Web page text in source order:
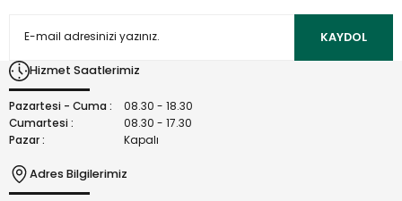
Ürün açıklamasında eksik bilgiler bulunuyor.
Bu ürüne benzer farklı alternatifler olmalı.
KAYDOL
Hizmet Saatlerimiz
Pazartesi - Cuma :
08.30 - 18.30
Cumartesi :
08.30 - 17.30
Pazar :
Kapalı
Adres Bilgilerimiz